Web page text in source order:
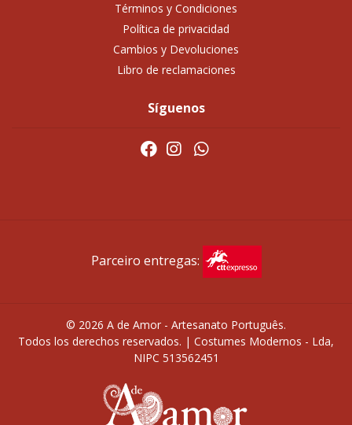
Términos y Condiciones
Política de privacidad
Cambios y Devoluciones
Libro de reclamaciones
Síguenos
Parceiro entregas:
© 2026 A de Amor - Artesanato Português.
Todos los derechos reservados. | Costumes Modernos - Lda,
NIPC 513562451